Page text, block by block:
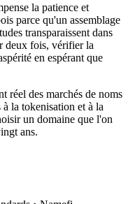
la patience et
parce qu'un assemblage
transparaissent dans
deux fois, vérifier la
en espérant que
réel des marchés de noms
la tokenisation et à la
un domaine que l'on
ans.